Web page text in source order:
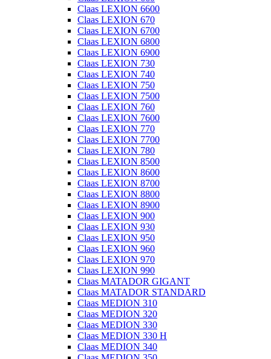
Claas LEXION 6600
Claas LEXION 670
Claas LEXION 6700
Claas LEXION 6800
Claas LEXION 6900
Claas LEXION 730
Claas LEXION 740
Claas LEXION 750
Claas LEXION 7500
Claas LEXION 760
Claas LEXION 7600
Claas LEXION 770
Claas LEXION 7700
Claas LEXION 780
Claas LEXION 8500
Claas LEXION 8600
Claas LEXION 8700
Claas LEXION 8800
Claas LEXION 8900
Claas LEXION 900
Claas LEXION 930
Claas LEXION 950
Claas LEXION 960
Claas LEXION 970
Claas LEXION 990
Claas MATADOR GIGANT
Claas MATADOR STANDARD
Claas MEDION 310
Claas MEDION 320
Claas MEDION 330
Claas MEDION 330 H
Claas MEDION 340